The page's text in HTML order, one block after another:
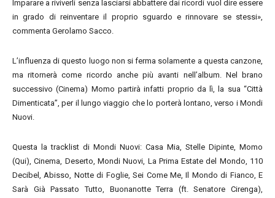
Imparare a riviverli senza lasciarsi abbattere dai ricordi vuol dire essere
in grado di reinventare il proprio sguardo e rinnovare se stessi»,
commenta Gerolamo Sacco.
L’influenza di questo luogo non si ferma solamente a questa canzone,
ma ritornerà come ricordo anche più avanti nell’album. Nel brano
successivo (Cinema) Momo partirà infatti proprio da lì, la sua “Città
Dimenticata”, per il lungo viaggio che lo porterà lontano, verso i Mondi
Nuovi.
Questa la tracklist di Mondi Nuovi: Casa Mia, Stelle Dipinte, Momo
(Qui), Cinema, Deserto, Mondi Nuovi, La Prima Estate del Mondo, 110
Decibel, Abisso, Notte di Foglie, Sei Come Me, Il Mondo di Fianco, E
Sarà Già Passato Tutto, Buonanotte Terra (ft. Senatore Cirenga),